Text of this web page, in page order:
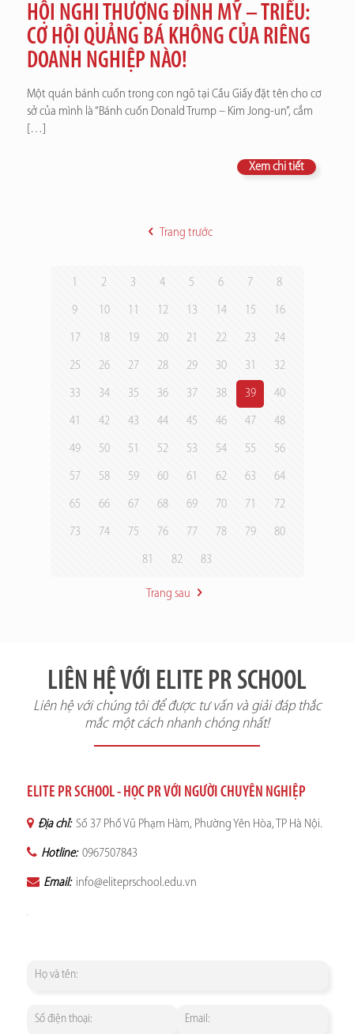
HỘI NGHỊ THƯỢNG ĐỈNH MỸ – TRIỀU:
CƠ HỘI QUẢNG BÁ KHÔNG CỦA RIÊNG
DOANH NGHIỆP NÀO!
Một quán bánh cuốn trong con ngõ tại Cầu Giấy đặt tên cho cơ
sở của mình là “Bánh cuốn Donald Trump – Kim Jong-un”, cắm
[…]
Xem chi tiết
Trang trước
1 2 3 4 5 6 7 8
9 10 11 12 13 14 15 16
17 18 19 20 21 22 23 24
25 26 27 28 29 30 31 32
33 34 35 36 37 38 39 40
41 42 43 44 45 46 47 48
49 50 51 52 53 54 55 56
57 58 59 60 61 62 63 64
65 66 67 68 69 70 71 72
73 74 75 76 77 78 79 80
81 82 83
Trang sau
LIÊN HỆ VỚI ELITE PR SCHOOL
Liên hệ với chúng tôi để được tư vấn và giải đáp thắc
mắc một cách nhanh chóng nhất!
ELITE PR SCHOOL - HỌC PR VỚI NGƯỜI CHUYÊN NGHIỆP
Địa chỉ: Số 37 Phố Vũ Phạm Hàm, Phường Yên Hòa, TP Hà Nội.
Hotline: 0967507843
Email: info@eliteprschool.edu.vn